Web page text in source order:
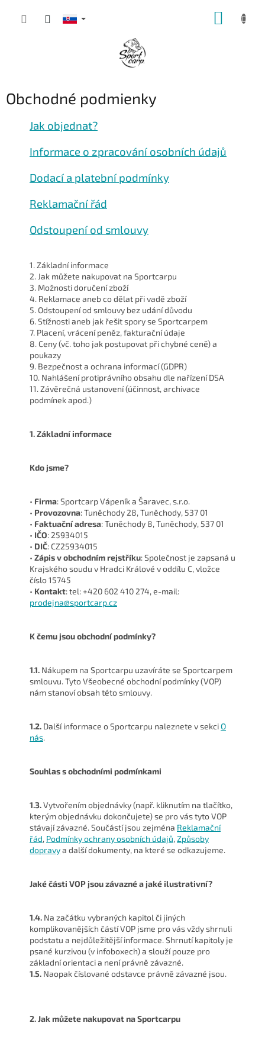
Obchodné podmienky
Jak objednat?
Informace o zpracování osobních údajů
Dodací a platební podmínky
Reklamační řád
Odstoupení od smlouvy
1. Základní informace
2. Jak můžete nakupovat na Sportcarpu
3. Možnosti doručení zboží
4. Reklamace aneb co dělat při vadě zboží
5. Odstoupení od smlouvy bez udání důvodu
6. Stížnosti aneb jak řešit spory se Sportcarpem
7. Placení, vrácení peněz, fakturační údaje
8. Ceny (vč. toho jak postupovat při chybné ceně) a
poukazy
9. Bezpečnost a ochrana informací (GDPR)
10. Nahlášení protiprávního obsahu dle nařízení DSA
11. Závěrečná ustanovení (účinnost, archivace
podmínek apod.)
1. Základní informace
Kdo jsme?
• Firma: Sportcarp Vápeník a Šaravec, s.r.o.
• Provozovna: Tuněchody 28, Tuněchody, 537 01
• Faktuační adresa: Tuněchody 8, Tuněchody, 537 01
• IČO: 25934015
• DIČ: CZ25934015
• Zápis v obchodním rejstříku: Společnost je zapsaná u
Krajského soudu v Hradci Králové v oddílu C, vložce
číslo 15745
• Kontakt: tel: +420 602 410 274, e-mail:
prodejna@sportcarp.cz
K čemu jsou obchodní podmínky?
1.1. Nákupem na Sportcarpu uzavíráte se Sportcarpem
smlouvu. Tyto Všeobecné obchodní podmínky (VOP)
nám stanoví obsah této smlouvy.
1.2. Další informace o Sportcarpu naleznete v sekciO
nás.
Souhlas s obchodními podmínkami
1.3.Vytvořením objednávky (např. kliknutím na tlačítko,
kterým objednávku dokončujete) se pro vás tyto VOP
stávají závazné. Součástí jsou zejména Reklamační
řád, Podmínky ochrany osobních údajů, Způsoby
dopravya další dokumenty, na které se odkazujeme.
Jaké části VOP jsou závazné a jaké ilustrativní?
1.4. Na začátku vybraných kapitol či jiných
komplikovanějších částí VOP jsme pro vás vždy shrnuli
podstatu a nejdůležitější informace. Shrnutí kapitoly je
psané kurzivou (v infoboxech) a slouží pouze pro
základní orientaci a není právně závazné.
1.5. Naopak číslované odstavce právně závazné jsou.
2. Jak můžete nakupovat na Sportcarpu